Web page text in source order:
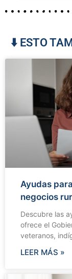
⬇️ ESTO
Ayudas
negocios
Descubre las
ofrece el
veteranos,
LEER MÁS »